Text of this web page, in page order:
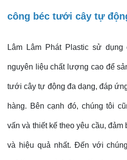
công béc tưới cây tự
Lâm Lâm Phát Plastic sử
nguyên liệu chất lượng cao để
tưới cây tự động đa dạng, đáp
hàng. Bên cạnh đó, chúng tôi
vấn và thiết kế theo yêu cầu, đảm
và hiệu quả nhất. Đến với